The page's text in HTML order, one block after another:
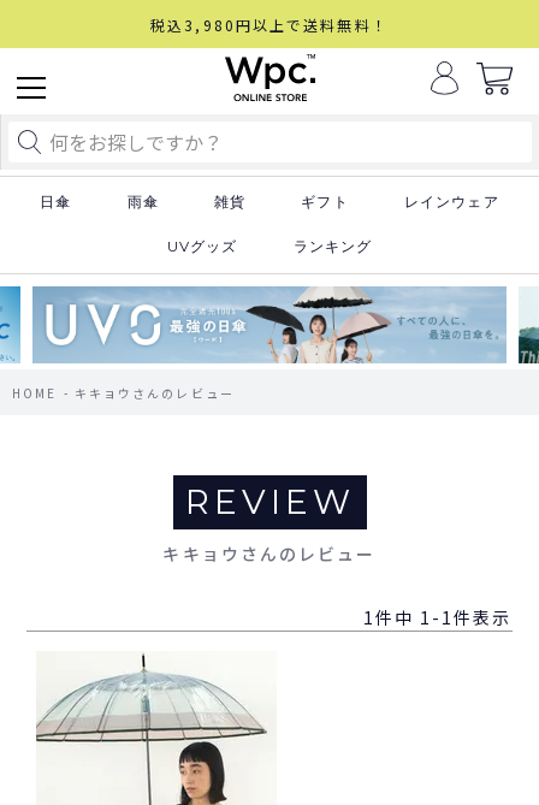
税込3,980円以上で送料無料！
日傘 雨傘 雑貨 ギフト レインウェア
UVグッズ ランキング
HOME キキョウさんのレビュー
REVIEW
キキョウさんのレビュー
1件中 1 - 1件表示